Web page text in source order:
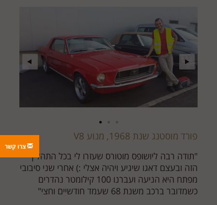
פורד מוסטנג שנת 1968, מנוע V8
"תודה רבה ליושופס מוטורס שעזרו לי בכל התהליך
הזה ובעצם דאגו שיגיע ויהיה אצלי :) אחרי שני סיבובי
מפתח היא הניעה ועברנו 100 קילומטר נהדרים
כשמדובר ברכב משנת 68 שעמד חודשיים וחצי"
צרו קשר